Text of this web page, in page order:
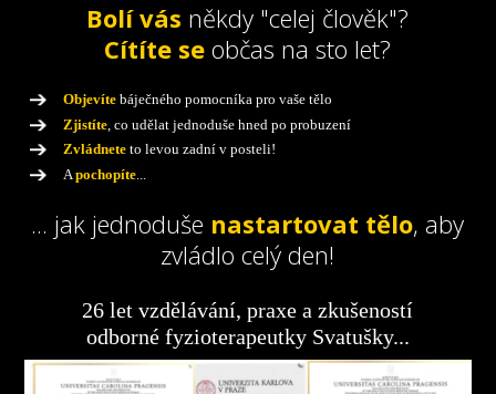
Bolí vás někdy "celej člověk"?
Cítíte se občas na sto let?
Objevíte báječného pomocníka pro vaše tělo
Zjistíte , co udělat jednoduše hned po probuzení
Zvládnete to levou zadní v posteli!
Apochopíte
... jak jednoduše nastartovat tělo, aby
zvládlo celý den!
26 let vzdělávání, praxe a zkušeností
odborné fyzioterapeutky Svatušky...